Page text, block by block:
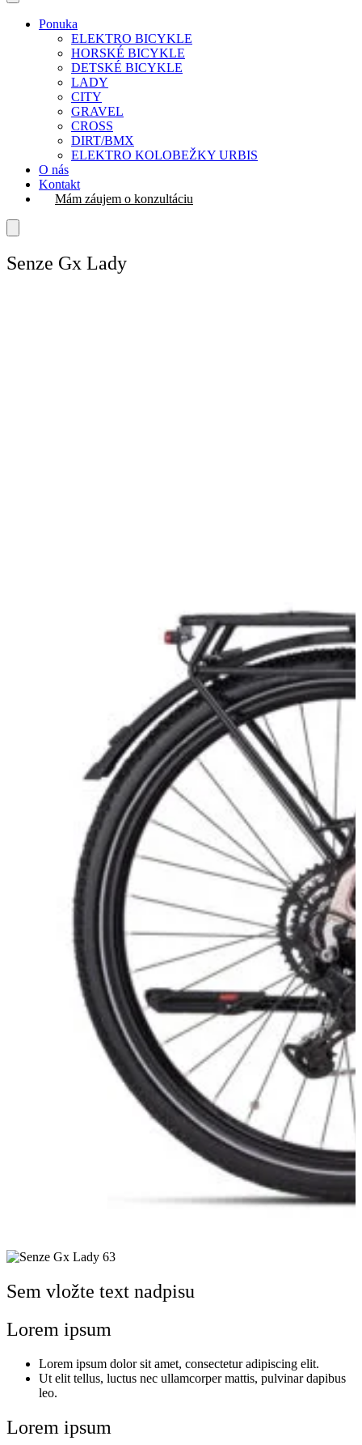
Ponuka
ELEKTRO BICYKLE
HORSKÉ BICYKLE
DETSKÉ BICYKLE
LADY
CITY
GRAVEL
CROSS
DIRT/BMX
ELEKTRO KOLOBEŽKY URBIS
O nás
Kontakt
Mám záujem o konzultáciu
Senze Gx Lady
Sem vložte text nadpisu
Lorem ipsum
Lorem ipsum dolor sit amet, consectetur adipiscing elit.
Ut elit tellus, luctus nec ullamcorper mattis, pulvinar dapibus
leo.
Lorem ipsum